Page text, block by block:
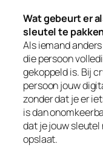
Wat gebeurt er
sleutel te
Als iemand
die persoon
gekoppeld is. Bij
persoon jouw
zonder dat je er
is dan
dat je jouw
opslaat.